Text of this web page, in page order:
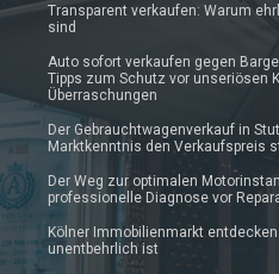
Transparent verkaufen: Warum
sind
Auto sofort verkaufen gegen
Tipps zum Schutz vor unseriösen
Überraschungen
Der Gebrauchtwagenverkauf in
Marktkenntnis den Verkaufspreis
Der Weg zur optimalen
professionelle Diagnose vor
Kölner Immobilienmarkt
unentbehrlich ist